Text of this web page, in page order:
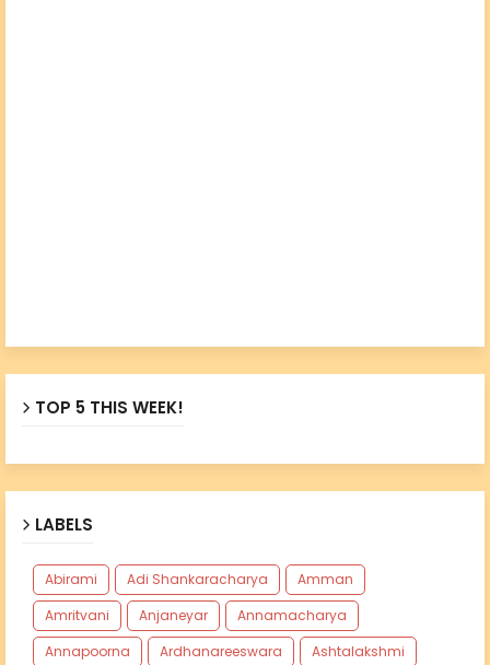
TOP 5 THIS WEEK!
LABELS
Abirami Adi Shankaracharya
Amman
Amritvani
Anjaneyar
Annamacharya
Annapoorna
Ardhanareeswara
Ashtalakshmi